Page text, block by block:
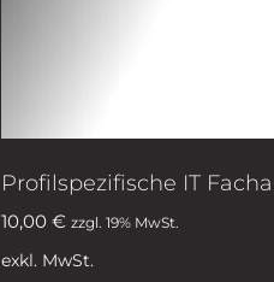
Profilspezifische IT
10,00 € zzgl. 19% MwSt.
exkl. MwSt.